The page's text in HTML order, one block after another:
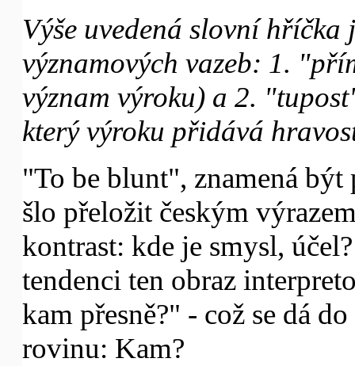
Výše uvedená slovní
významových vazeb: 1.
význam výroku) a 2.
který výroku přidává
"To be blunt", znamená
šlo přeložit českým
kontrast: kde je smysl,
tendenci ten obraz
kam přesně?" - což se dá
rovinu: Kam?